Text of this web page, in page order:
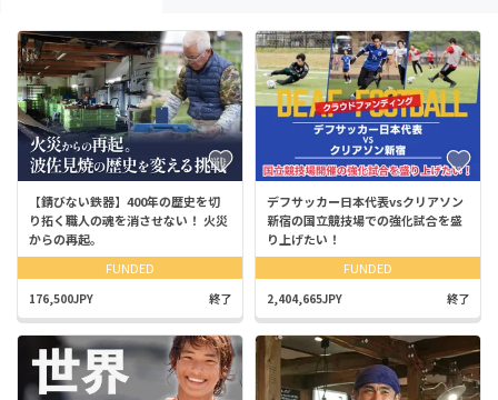
【錆びない鉄器】400年の歴史を切
り拓く職人の魂を消させない！ 火災
からの再起。
FUNDED
176,500JPY 終了
デフサッカー日本代表vsクリアソン
新宿の国立競技場での強化試合を盛
り上げたい！
FUNDED
2,404,665JPY 終了